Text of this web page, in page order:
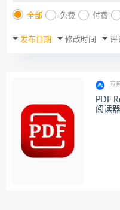
全部 免费 付费
发布日期 修改时间 评
应
PDF
阅读器